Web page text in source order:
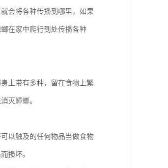
会将各种传播到哪里，如果
在家中爬行到处传播各种
上带有多种，留在食物上繁
灭蟑螂。
以触及的任何物品当做食物
损坏。